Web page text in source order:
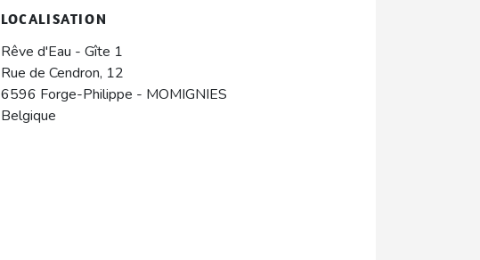
LOCALISATION
Rêve d'Eau - Gîte 1
Rue de Cendron, 12
6596 Forge-Philippe - MOMIGNIES
Belgique